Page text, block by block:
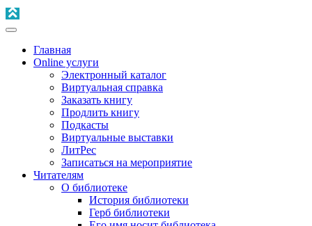
Главная
Online услуги
Электронный каталог
Виртуальная справка
Заказать книгу
Продлить книгу
Подкасты
Виртуальные выставки
ЛитРес
Записаться на мероприятие
Читателям
О библиотеке
История библиотеки
Герб библиотеки